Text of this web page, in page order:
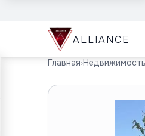
ALLIANCE
Главная›Недвижимость